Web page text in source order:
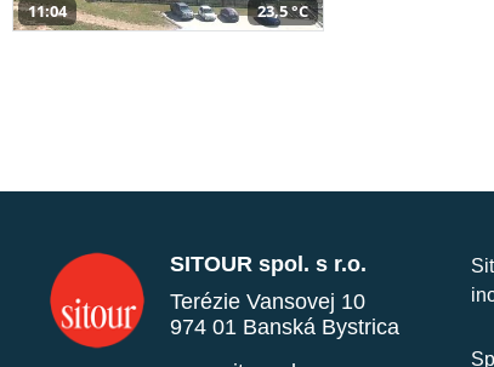
11:04 23,5 °C
SITOUR spol. s r.o.
Terézie Vansovej 10
974 01 Banská Bystrica